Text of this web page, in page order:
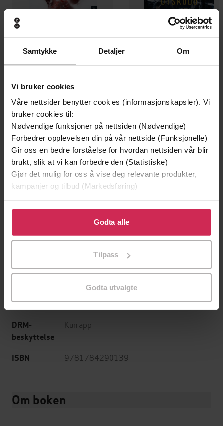
Samtykke Detaljer Om
Vi bruker cookies
Våre nettsider benytter cookies (informasjonskapsler). Vi
bruker cookies til:
Nødvendige funksjoner på nettsiden (Nødvendige)
Forbedrer opplevelsen din på vår nettside (Funksjonelle)
Gir oss en bedre forståelse for hvordan nettsiden vår blir
brukt, slik at vi kan forbedre den (Statistiske)
Gjør det mulig for oss å vise deg relevante produkter,
kampanjer og tilbud (Markedsføring)
Klikk på «Godta alle» for å gi oss ditt samtykke til å
bruke cookies for alle disse formålene. Du kan også
tilpasse ditt samtykke til spesifikke formål ved å klikke
Godta alle
Tilpass
Godta utvalgte
Minnesota
Jo Nesbø
EBOK
Jørn Lier Horst
Forfattere Sissel-Jo Gazan(forfatter),Kristin
Milward(innleser)
06.11.2014
Lengde 17:08
English
Format mp3
DRM-
beskyttelse
Kun app
ISBN 9781784290139
Om boken